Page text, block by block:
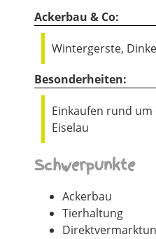
Ackerbau & Co:
Wintergerste,
Besonderheiten:
Einkaufen rund
Eiselau
Schwerpunkte
Ackerbau
Tierhaltung